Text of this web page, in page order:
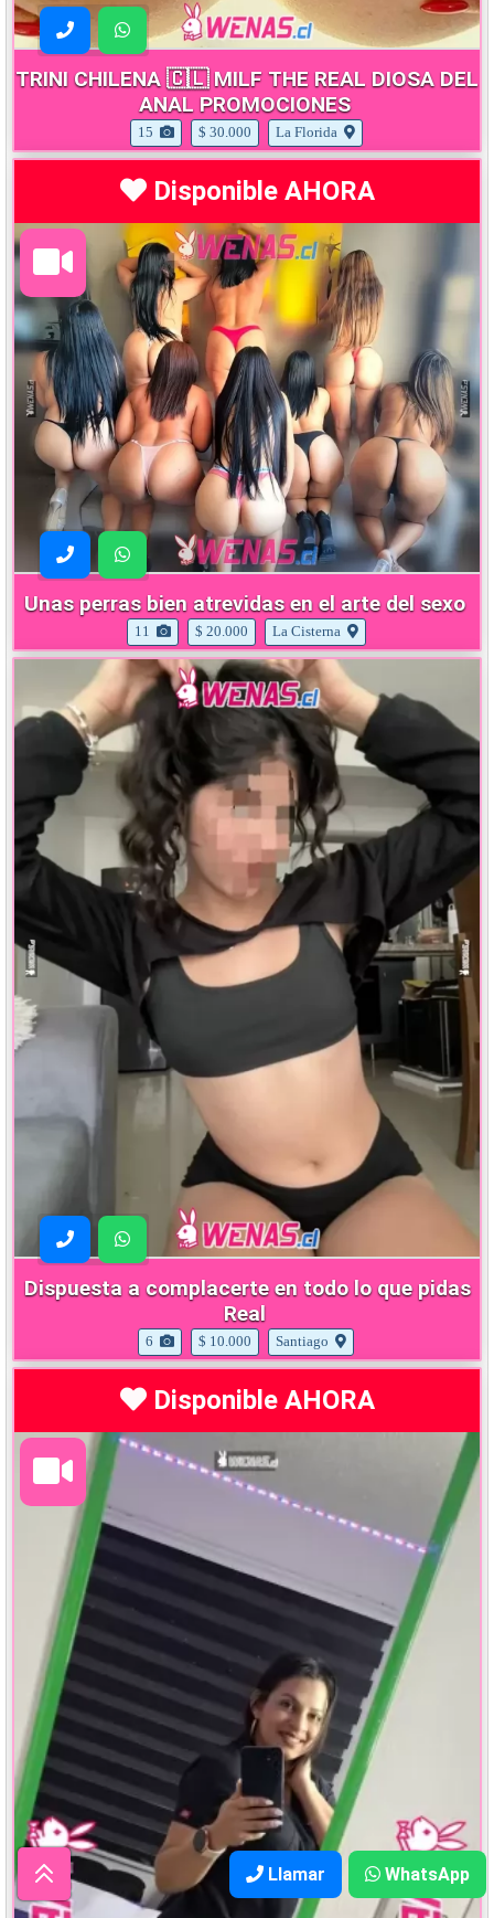
TRINI CHILENA 🇨🇱 MILF THE REAL DIOSA DEL
ANAL PROMOCIONES
15 $ 30.000 La Florida
Disponible AHORA
Unas perras bien atrevidas en el arte del sexo
11 $ 20.000 La Cisterna
Dispuesta a complacerte en todo lo que pidas
Real
6 $ 10.000 Santiago
Disponible AHORA
Llamar WhatsApp